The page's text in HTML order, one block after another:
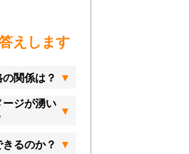
えします
関係は？
ージが湧い
るのか？